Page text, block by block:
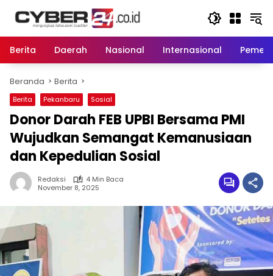
Berita
Daerah Nasional Internasional
Beranda Berita
Berita Pekanbaru Sosial
Donor Darah FEB UPBI Bersama PMI
Wujudkan Semangat Kemanusiaan
dan Kepedulian Sosial
Redaksi
4 Min Baca
November 8, 2025